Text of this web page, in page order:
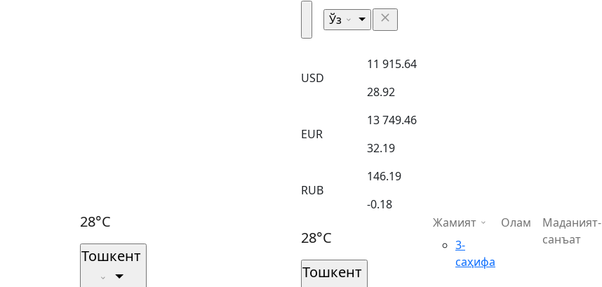
28°C
Тошкент
Ўз
USD
11 915.64
28.92
EUR
13 749.46
32.19
RUB
146.19
-0.18
28°C
Тошкент
Жамият
3-
саҳифа
Олам
Маданият-
санъат